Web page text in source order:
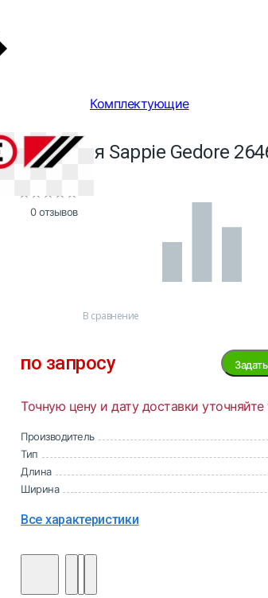
Комплектующие
Чехол для Sappie Gedore
0 отзывов
В сравнение
по запросу
Точную цену и дату доставки
Производитель
Тип
Длина
Ширина
Все характеристики